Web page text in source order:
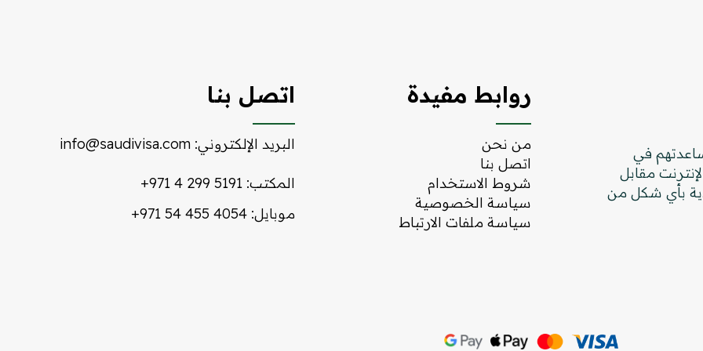
في
مقابل
بأي شكل من
روابط مفيدة
من نحن
اتصل بنا
شروط الاستخدام
سياسة الخصوصية
سياسة ملفات الارتباط
اتصل بنا
البريد الإلكتروني:info@saudivisa.com
المكتب:+971 4 299 5191
موبايل:+971 54 455 4054